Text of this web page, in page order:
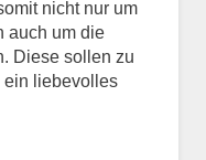
nicht nur um
auch um die
Diese sollen zu
ein liebevolles